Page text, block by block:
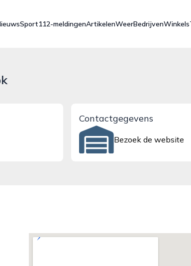
Sport112-meldingenArtikelenWeerBedrijvenWinkels
Contactgegevens
Bezoek de website